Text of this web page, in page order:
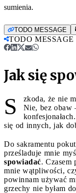
sumienia.
TODO MESSAGE
TODO MESSAGE
Jak się
S zkoda, że nie
Nie, bez obaw
się od innych, jak
Do sakramentu
prześladuje mnie
spowiadać. Czasem
mnie wątpliwości,
powinnam używać
grzechy nie byłam